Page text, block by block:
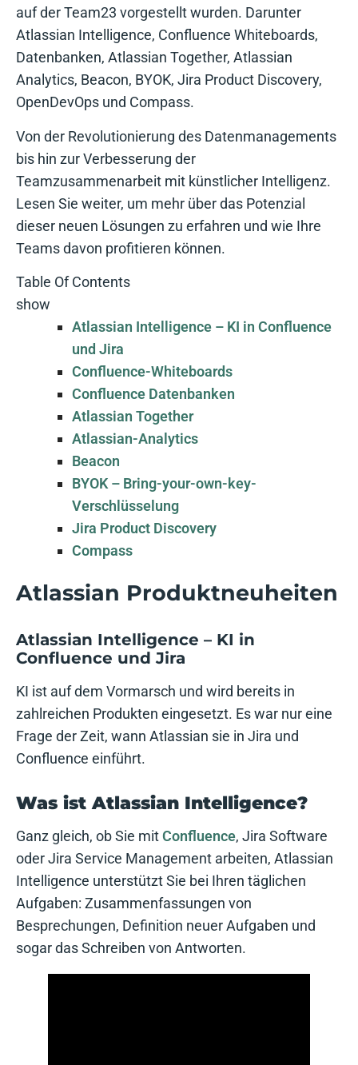
auf der Team23 vorgestellt wurden. Darunter
Atlassian Intelligence, Confluence Whiteboards,
Datenbanken, Atlassian Together, Atlassian
Analytics, Beacon, BYOK, Jira Product Discovery,
OpenDevOps und Compass.
Von der Revolutionierung des Datenmanagements
bis hin zur Verbesserung der
Teamzusammenarbeit mit künstlicher Intelligenz.
Lesen Sie weiter, um mehr über das Potenzial
dieser neuen Lösungen zu erfahren und wie Ihre
Teams davon profitieren können.
Table Of Contents
show
Atlassian Intelligence – KI in Confluence
und Jira
Confluence-Whiteboards
Confluence Datenbanken
Atlassian Together
Atlassian-Analytics
Beacon
BYOK – Bring-your-own-key-
Verschlüsselung
Jira Product Discovery
Compass
Atlassian Produktneuheiten
Atlassian Intelligence – KI in
Confluence und Jira
KI ist auf dem Vormarsch und wird bereits in
zahlreichen Produkten eingesetzt. Es war nur eine
Frage der Zeit, wann Atlassian sie in Jira und
Confluence einführt.
Was ist Atlassian Intelligence?
Ganz gleich, ob Sie mitConfluence, Jira Software
oder Jira Service Management arbeiten, Atlassian
Intelligence unterstützt Sie bei Ihren täglichen
Aufgaben: Zusammenfassungen von
Besprechungen, Definition neuer Aufgaben und
sogar das Schreiben von Antworten.